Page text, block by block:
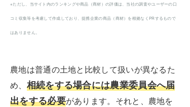
※ただし、当サイト内のランキングや商品（商材）の評価は、当社の調査やユーザーの口
コミ収集等を考慮して作成しており、提携企業の商品（商材）を根拠なくPRするもので
はありません。
農地は普通の土地と比較して扱いが異なるた
め、 相続をする場合には農業委員会へ届
出をする必要があります。それと、農地を